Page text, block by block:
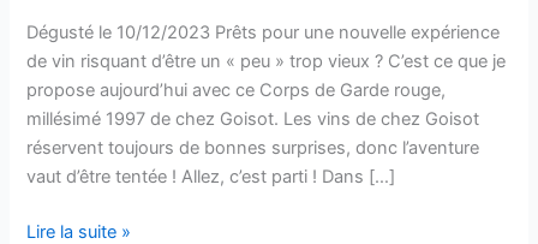
Dégusté le 10/12/2023 Prêts pour une nouvelle expérience
de vin risquant d’être un « peu » trop vieux ? C’est ce que je
propose aujourd’hui avec ce Corps de Garde rouge,
millésimé 1997 de chez Goisot. Les vins de chez Goisot
réservent toujours de bonnes surprises, donc l’aventure
vaut d’être tentée ! Allez, c’est parti ! Dans […]
Bourgogne
Lire la suite »